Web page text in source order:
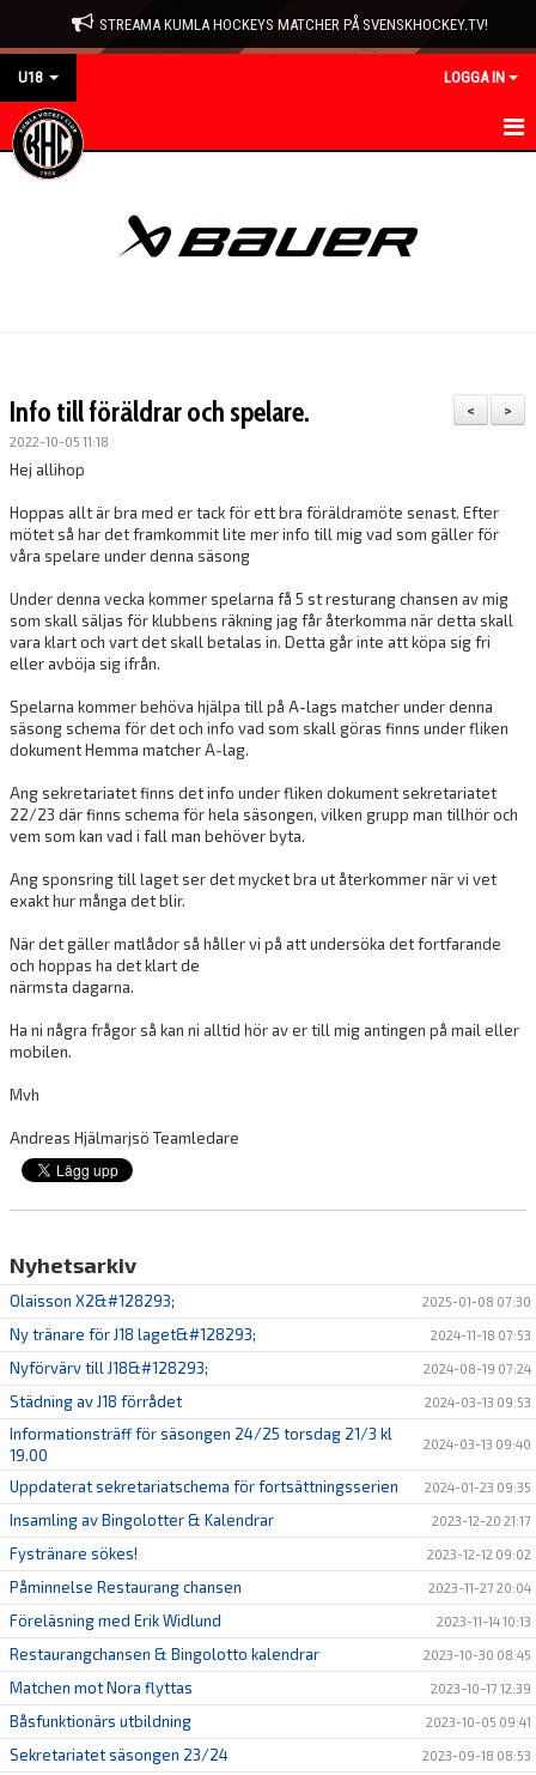
STREAMA KUMLA HOCKEYS MATCHER PÅ SVENSKHOCKEY.TV!
U18 LOGGA IN
HEM
DOKUMENT
KONTAKT
>
<
Info till föräldrar och spelare.
2022-10-05 11:18
Hej allihop
Hoppas allt är bra med er tack för ett bra föräldramöte senast. Efter
mötet så har det framkommit lite mer info till mig vad som gäller för
våra spelare under denna säsong
Under denna vecka kommer spelarna få 5 st resturang chansen av mig
som skall säljas för klubbens räkning jag får återkomma när detta skall
vara klart och vart det skall betalas in. Detta går inte att köpa sig fri
eller avböja sig ifrån.
Spelarna kommer behöva hjälpa till på A-lags matcher under denna
säsong schema för det och info vad som skall göras finns under fliken
dokument Hemma matcher A-lag.
Ang sekretariatet finns det info under fliken dokument sekretariatet
22/23 där finns schema för hela säsongen, vilken grupp man tillhör och
vem som kan vad i fall man behöver byta.
Ang sponsring till laget ser det mycket bra ut återkommer när vi vet
exakt hur många det blir.
När det gäller matlådor så håller vi på att undersöka det fortfarande
och hoppas ha det klart de
närmsta dagarna.
Ha ni några frågor så kan ni alltid hör av er till mig antingen på mail eller
mobilen.
Mvh
Andreas Hjälmarjsö Teamledare
Nyhetsarkiv
Olaisson X2&#128293; 2025-01-08 07:30
Ny tränare för J18 laget&#128293; 2024-11-18 07:53
Nyförvärv till J18&#128293; 2024-08-19 07:24
Städning av J18 förrådet 2024-03-13 09:53
Informationsträff för säsongen 24/25 torsdag 21/3 kl
19.00
2024-03-13 09:40
Uppdaterat sekretariatschema för fortsättningsserien 2024-01-23 09:35
Insamling av Bingolotter & Kalendrar 2023-12-20 21:17
Fystränare sökes! 2023-12-12 09:02
Påminnelse Restaurang chansen 2023-11-27 20:04
Föreläsning med Erik Widlund 2023-11-14 10:13
Restaurangchansen & Bingolotto kalendrar 2023-10-30 08:45
Matchen mot Nora flyttas 2023-10-17 12:39
Båsfunktionärs utbildning 2023-10-05 09:41
Sekretariatet säsongen 23/24 2023-09-18 08:53